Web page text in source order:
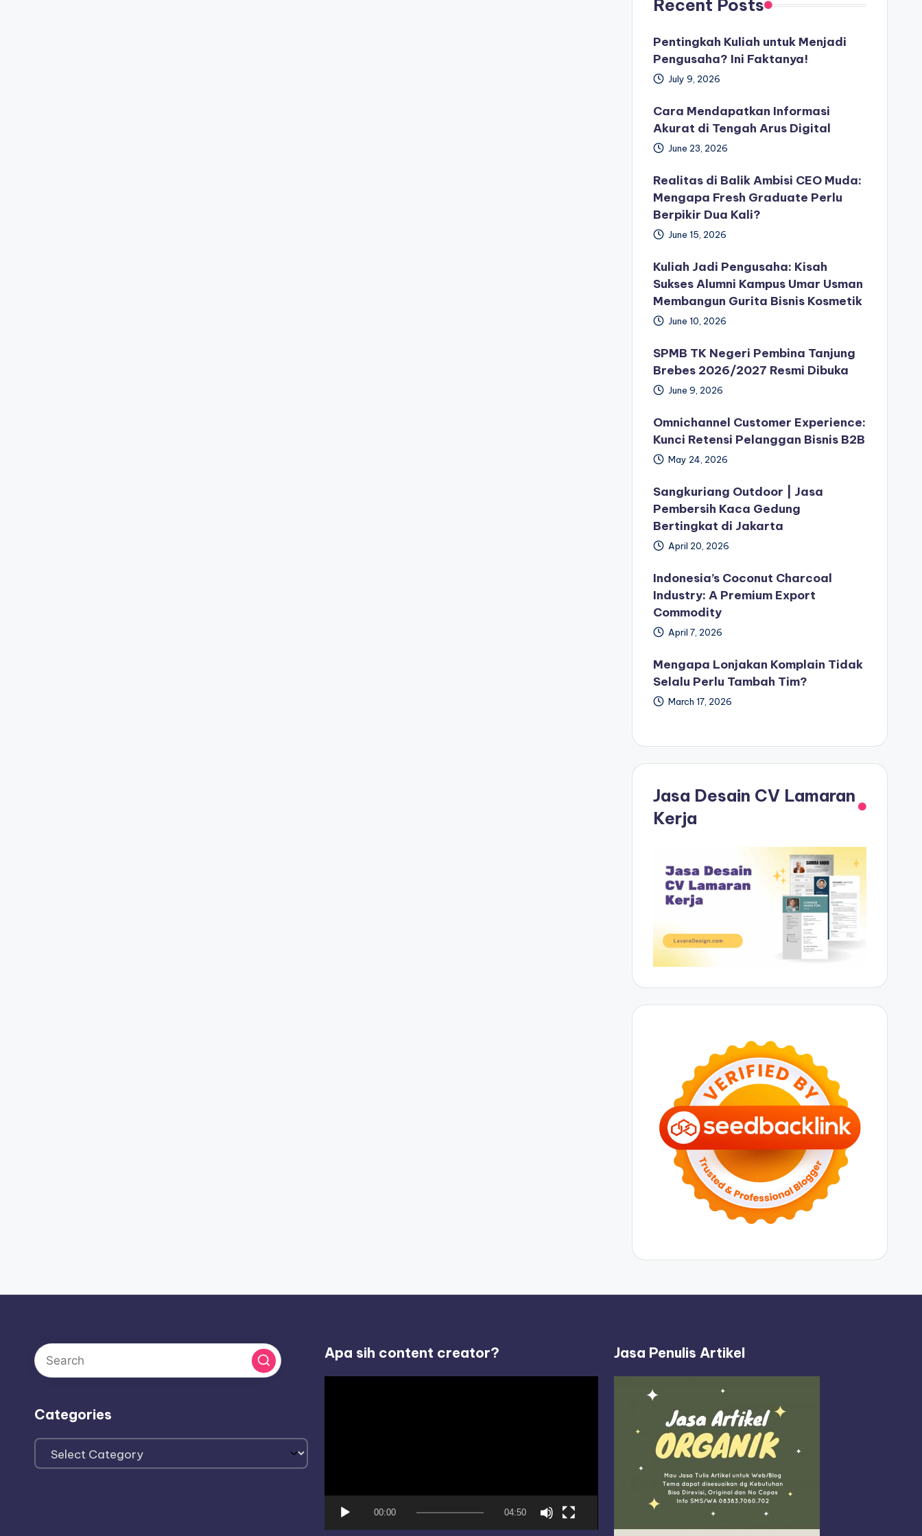
Recent Posts
Pentingkah Kuliah untuk Menjadi
Pengusaha? Ini Faktanya!
July 9, 2026
Cara Mendapatkan Informasi
Akurat di Tengah Arus Digital
June 23, 2026
Realitas di Balik Ambisi CEO Muda:
Mengapa Fresh Graduate Perlu
Berpikir Dua Kali?
June 15, 2026
Kuliah Jadi Pengusaha: Kisah
Sukses Alumni Kampus Umar Usman
Membangun Gurita Bisnis Kosmetik
June 10, 2026
SPMB TK Negeri Pembina Tanjung
Brebes 2026/2027 Resmi Dibuka
June 9, 2026
Omnichannel Customer Experience:
Kunci Retensi Pelanggan Bisnis B2B
May 24, 2026
Sangkuriang Outdoor | Jasa
Pembersih Kaca Gedung
Bertingkat di Jakarta
April 20, 2026
Indonesia’s Coconut Charcoal
Industry: A Premium Export
Commodity
April 7, 2026
Mengapa Lonjakan Komplain Tidak
Selalu Perlu Tambah Tim?
March 17, 2026
Jasa Desain CV Lamaran
Kerja
Categories
Categories
Apa sih content creator?
00:00 04:50
Jasa Penulis Artikel